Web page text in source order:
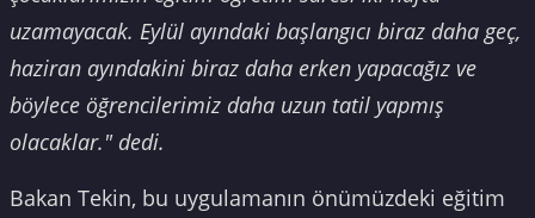
uzamayacak. Eylül ayındaki başlangıcı biraz daha geç,
haziran ayındakini biraz daha erken yapacağız ve
böylece öğrencilerimiz daha uzun tatil yapmış
olacaklar." dedi.
Bakan Tekin, bu uygulamanın önümüzdeki eğitim